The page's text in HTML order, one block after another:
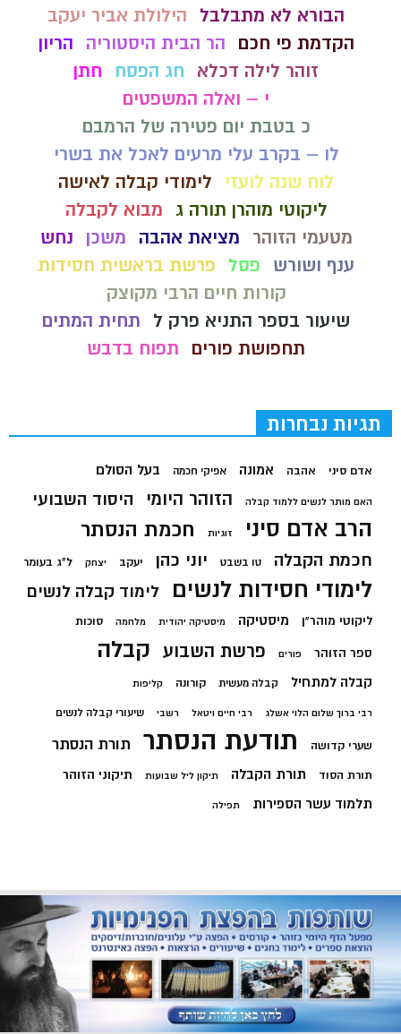
הבורא לא מתבלבל
הילולת אביר יעקב
הקדמת פי חכם
הר הבית היסטוריה
הריון
זוהר לילה דכלא
חג הפסח
חתן
י – ואלה המשפטים
כ בטבת יום פטירה של הרמבם
לו – בקרב עלי מרעים לאכל את בשרי
לוח שנה לועזי
לימודי קבלה לאישה
ליקוטי מוהרן תורה ג
מבוא לקבלה
מטעמי הזוהר
מציאת אהבה משכן
נחש
ענף ושורש
פסל
פרשת בראשית חסידות
קורות חיים הרבי מקוצק
שיעור בספר התניא פרק ל
תחית המתים
תחפושת פורים
תפוח בדבש
תגיות נבחרות
אדם סיני אהבה אמונה אפיקי חכמה בעל הסולם
האם מותר לנשים ללמוד קבלה הזוהר היומי היסוד השבועי
הרב אדם סיני זוגיות חכמת הנסתר
חכמת הקבלה טו בשבט יוני כהן יעקב יצחק ל"ג בעומר
לימודי חסידות לנשים לימוד קבלה לנשים
ליקוטי מוהר"ן מיסטיקה מיסטיקה יהודית מלחמה סוכות
ספר הזוהר פורים פרשת השבוע קבלה
קבלה למתחיל קבלה מעשית קורונה קליפות
רבי ברוך שלום הלוי אשלג רבי חיים ויטאל רשבי שיעורי קבלה לנשים
שערי קדושה תודעת הנסתר תורת הנסתר
תורת הסוד תורת הקבלה תיקון ליל שבועות תיקוני הזוהר
תלמוד עשר הספירות תפילה